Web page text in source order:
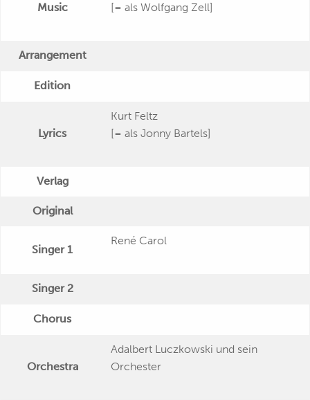
Music
[= als Wolfgang Zell]
Arrangement
Edition
Lyrics
Kurt Feltz
[= als Jonny Bartels]
Verlag
Original
Singer 1
René Carol
Singer 2
Chorus
Orchestra
Adalbert Luczkowski und sein
Orchester